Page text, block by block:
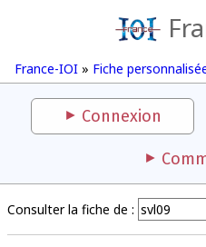
France-IOI » Fiche
Connexion
Consulter la fiche de :